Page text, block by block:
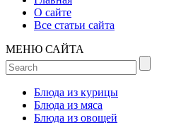
О сайте
Все статьи сайта
МЕНЮ САЙТА
Блюда из курицы
Блюда из мяса
Блюда из овощей